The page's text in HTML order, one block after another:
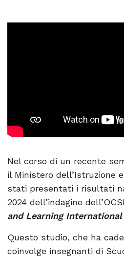
Nel corso di un recente
il Ministero dell’Istruzione
stati presentati i risultati
2024 dell’indagine
and Learning International
Questo studio, che ha
coinvolge insegnanti di